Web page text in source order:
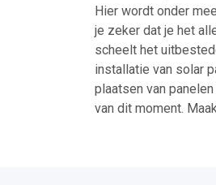
Hier wordt onder
je zeker dat je het
scheelt het
installatie van solar
plaatsen van
van dit moment.